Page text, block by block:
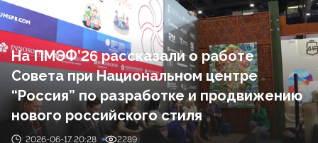
На ПМЭФ’26 рассказали о работе
Совета при Национальном центре
“Россия” по разработке и продвижению
нового российского стиля
2026-06-17 20:28 2289